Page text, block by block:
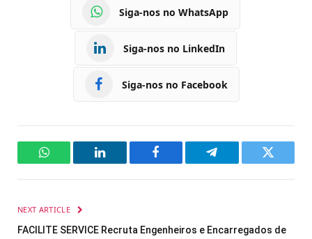
Siga-nos no WhatsApp
Siga-nos no LinkedIn
Siga-nos no Facebook
WhatsAppLinkedIn Facebook Telegram Twitter
NEXT ARTICLE
FACILITE SERVICE Recruta Engenheiros e Encarregados de